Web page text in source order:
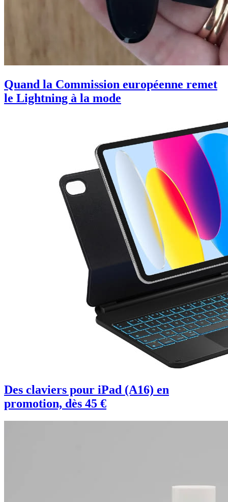
Quand la Commission européenne remet
le Lightning à la mode
Des claviers pour iPad (A16) en
promotion, dès 45 €